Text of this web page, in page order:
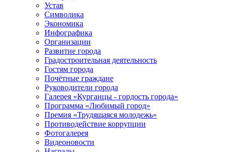
Устав
Символика
Экономика
Инфографика
Организации
Развитие города
Градостроительная деятельность
Гостям города
Почётные граждане
Руководители города
Галерея «Курганцы - гордость города»
Программа «Любимый город»
Премия «Трудящаяся молодежь»
Противодействие коррупции
Фотогалерея
Видеоновости